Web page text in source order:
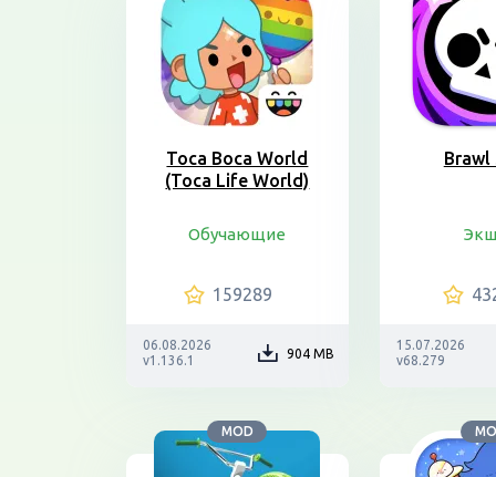
Toca Boca World
(Toca Life World)
Обучающие
159289
06.08.2026
v1.136.1
904 MB
Brawl
15.07.2026
v68.279
MOD